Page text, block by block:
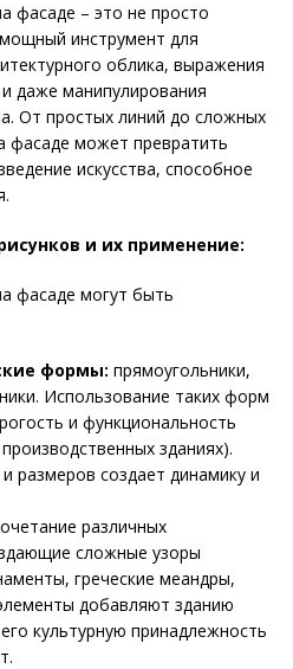
фасаде – это не просто
инструмент для
облика, выражения
даже манипулирования
От простых линий до сложных
фасаде может превратить
искусства, способное
и их применение:
фасаде могут быть
формы: прямоугольники,
Использование таких форм
и функциональность
зданиях).
размеров создает динамику и
различных
сложные узоры
греческие меандры,
добавляют зданию
культурную принадлежность